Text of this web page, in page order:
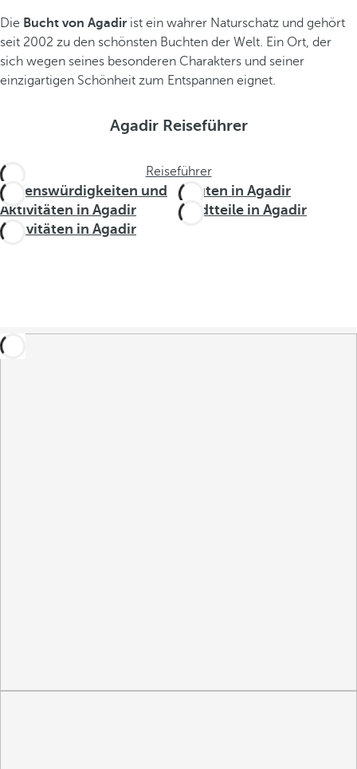
Die Bucht von Agadir ist ein wahrer Naturschatz und gehört
seit 2002 zu den schönsten Buchten der Welt. Ein Ort, der
sich wegen seines besonderen Charakters und seiner
einzigartigen Schönheit zum Entspannen eignet.
Agadir Reiseführer
Reiseführer
Sehenswürdigkeiten und
Aktivitäten in Agadir
Routen in Agadir
Stadtteile in Agadir
Aktivitäten in Agadir